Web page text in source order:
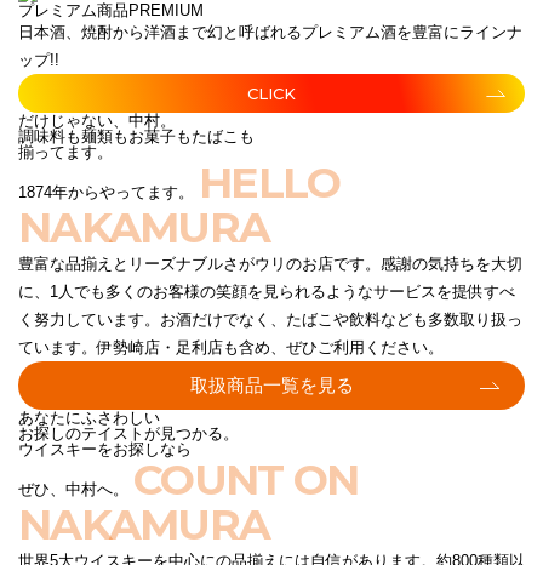
プレミアム商品 PREMIUM
日本酒、焼酎から洋酒まで幻と呼ばれるプレミアム酒を豊富にラインナ
ップ!!
CLICK
だけじゃない、中村。
調味料も麺類もお菓子もたばこも
揃ってます。
1874年からやってます。
HELLO
NAKAMURA
豊富な品揃えとリーズナブルさがウリのお店です。感謝の気持ちを大切
に、1人でも多くのお客様の笑顔を見られるようなサービスを提供すべ
く努力しています。お酒だけでなく、たばこや飲料なども多数取り扱っ
ています。伊勢崎店・足利店も含め、ぜひご利用ください。
取扱商品一覧を見る
あなたにふさわしい
お探しのテイストが見つかる。
ウイスキーをお探しなら
ぜひ、中村へ。 COUNT ON
NAKAMURA
世界5大ウイスキーを中心にの品揃えには自信があります。約800種類以